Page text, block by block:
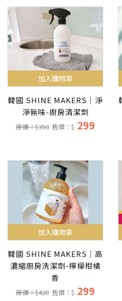
加入購物車
韓國 SHINE MAKERS｜淨
淨無味-廚房清潔劑
原價：$350 售價：$ 299
加入購物車
韓國 SHINE MAKERS｜高
濃縮廚房洗潔劑-檸檬柑橘
香
原價：$420 售價：$ 299